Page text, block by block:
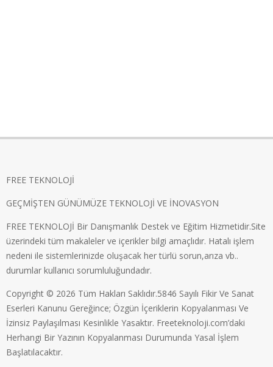
FREE TEKNOLOJİ
GEÇMİŞTEN GÜNÜMÜZE TEKNOLOJİ VE İNOVASYON
FREE TEKNOLOJİ Bir Danışmanlık Destek ve Eğitim Hizmetidir.Site
üzerindeki tüm makaleler ve içerikler bilgi amaçlıdır. Hatalı işlem
nedeni ile sistemlerinizde oluşacak her türlü sorun,arıza vb..
durumlar kullanıcı sorumluluğundadır.
Copyright © 2026 Tüm Hakları Saklıdır.5846 Sayılı Fikir Ve Sanat
Eserleri Kanunu Gereğince; Özgün İçeriklerin Kopyalanması Ve
İzinsiz Paylaşılması Kesinlikle Yasaktır. Freeteknoloji.com’daki
Herhangi Bir Yazının Kopyalanması Durumunda Yasal İşlem
Başlatılacaktır.